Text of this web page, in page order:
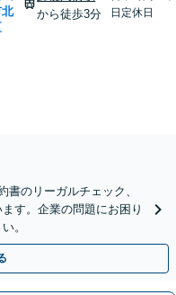
から徒歩3分
日定休日
書のリーガルチェック、
す。企業の問題にお困り
。